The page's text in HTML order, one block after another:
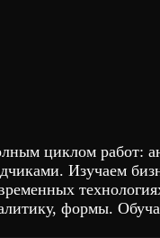
циклом работ:
Изучаем
формы.